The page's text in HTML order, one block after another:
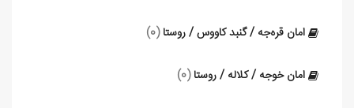
امان قره‌جه / گنبد کاووس / روستا (0)
امان خوجه / کلاله / روستا (0)